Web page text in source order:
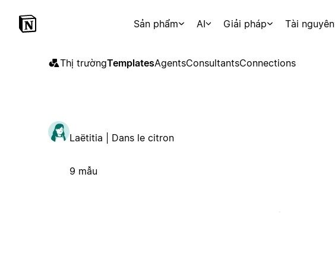
Sản phẩm AI Giải pháp Tài nguyên
Thị trườngTemplatesAgentsConsultantsConnections
Laëtitia | Dans le citron
9 mẫu